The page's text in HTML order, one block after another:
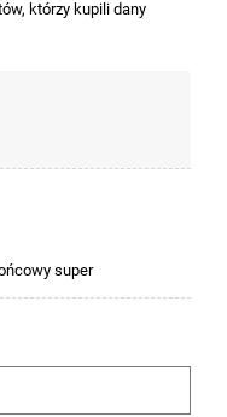
którzy kupili dany
super